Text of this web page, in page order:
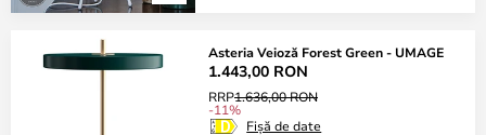
Asteria Veioză Forest Green - UMAGE
1.443,00 RON
RRP1.636,00 RON
-11%
Fișă de date